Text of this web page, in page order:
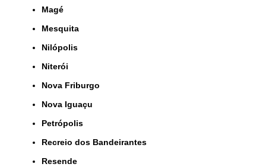
Magé
Mesquita
Nilópolis
Niterói
Nova Friburgo
Nova Iguaçu
Petrópolis
Recreio dos Bandeirantes
Resende